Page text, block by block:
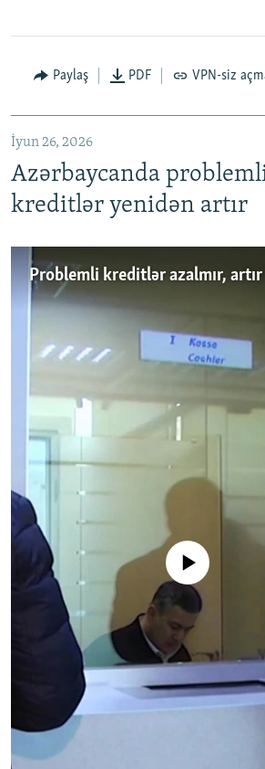
Auto 240p 360p
720p 1080p
Paylaş PDF VPN-siz
İyun 26, 2026
Azərbaycanda
kreditlər yenidən artır
Problemli kreditlər azalmır, artır
No media source currently